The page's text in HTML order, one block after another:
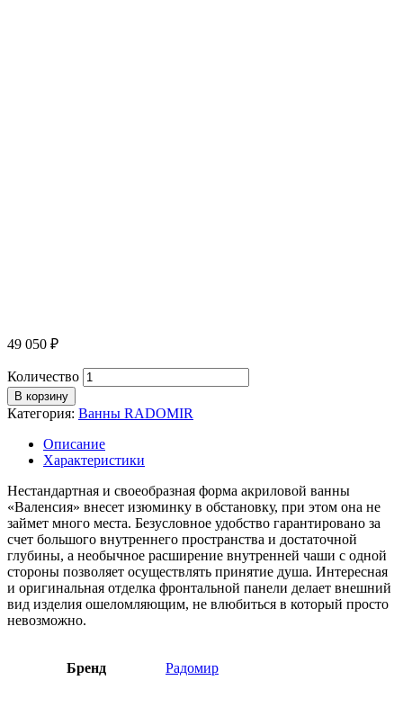
49 050 ₽
Количество
В корзину
Категория: Ванны RADOMIR
Описание
Характеристики
Нестандартная и своеобразная форма акриловой ванны
«Валенсия» внесет изюминку в обстановку, при этом она не
займет много места. Безусловное удобство гарантировано за
счет большого внутреннего пространства и достаточной
глубины, а необычное расширение внутренней чаши с одной
стороны позволяет осуществлять принятие душа. Интересная
и оригинальная отделка фронтальной панели делает внешний
вид изделия ошеломляющим, не влюбиться в который просто
невозможно.
Бренд Радомир